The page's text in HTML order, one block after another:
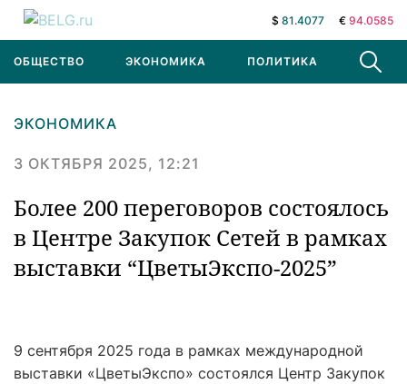
$ 81.4077 € 94.0585
ОБЩЕСТВО ЭКОНОМИКА ПОЛИТИКА В МИРЕ
ЭКОНОМИКА
3 ОКТЯБРЯ 2025, 12:21
Более 200 переговоров состоялось
в Центре Закупок Сетей в рамках
выставки “ЦветыЭкспо-2025”
9 сентября 2025 года в рамках международной
выставки «ЦветыЭкспо» состоялся Центр Закупок